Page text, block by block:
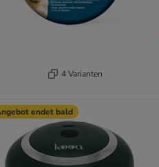
4 Varianten
endet bald